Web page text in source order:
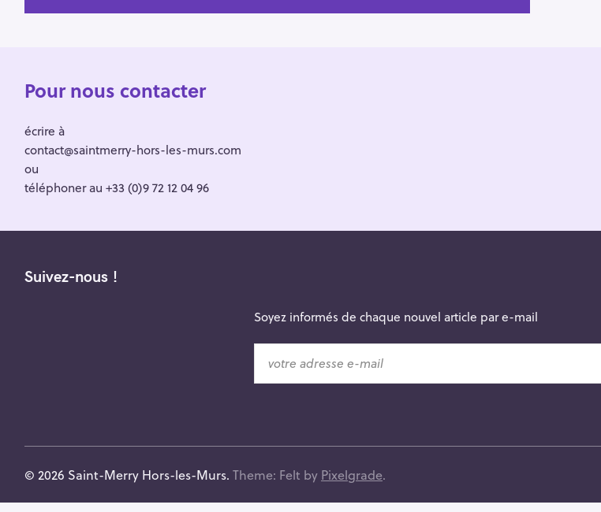
Pour nous contacter
écrire à
contact@saintmerry-hors-les-murs.com
ou
téléphoner au +33 (0)9 72 12 04 96
Suivez-nous !
Soyez informés de chaque nouvel article par e-mail
t
a
r
e
© 2026 Saint-Merry Hors-les-Murs. Theme: Felt by Pixelgrade.